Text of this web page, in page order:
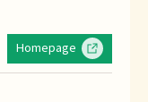
Homepage